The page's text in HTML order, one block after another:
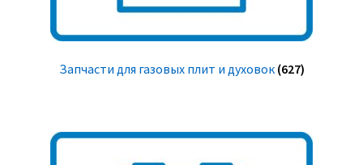
Запчасти для газовых плит и духовок (627)